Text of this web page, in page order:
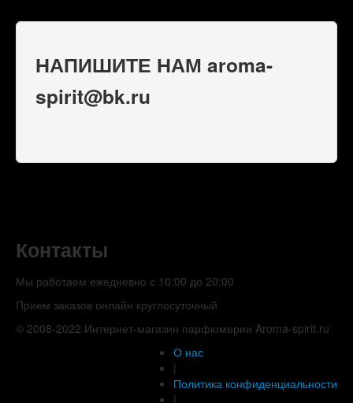
НАПИШИТЕ НАМ aroma-
spirit@bk.ru
Контакты
Мы работаем ежедневно с 10:00 до 20:00
Прием заказов онлайн круглосуточный
© 2008-2022 Интернет-магазин парфюмерии Aroma-spirit.ru
О нас
|
Политика конфиденциальности
|